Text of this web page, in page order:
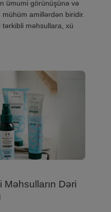
ümumi görünüşünə və
amillərdən biridir.
məhsullara, xü
Dəri